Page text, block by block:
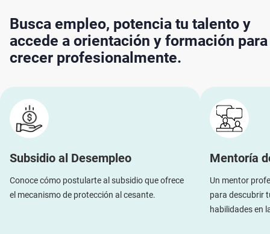
Busca empleo, potencia tu talento y
accede a orientación y formación para
crecer profesionalmente.
Subsidio al Desempleo
Conoce cómo postularte al subsidio que ofrece
el mecanismo de protección al cesante.
Mentoría
Un mentor
para descubrir
habilidades en